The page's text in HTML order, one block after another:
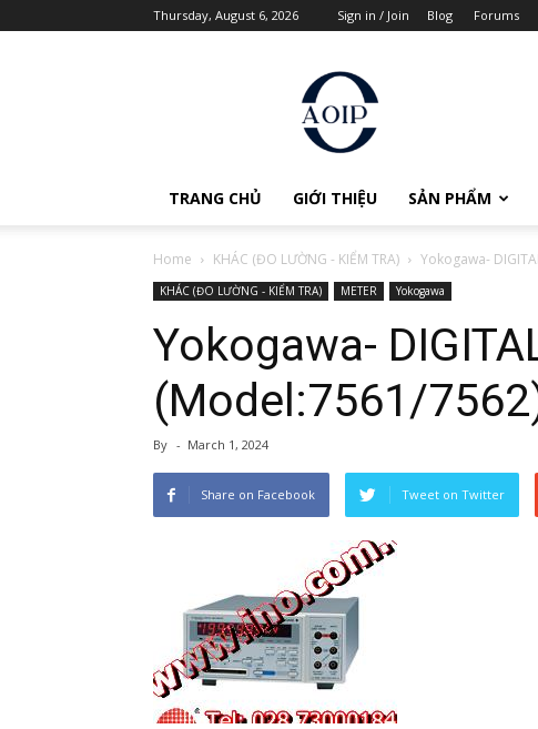
Thursday, August 6, 2026 Sign in / Join Blog Forums
TRANG CHỦ GIỚI THIỆU SẢN PHẨM
Home KHÁC (ĐO LƯỜNG - KIỂM TRA) Yokogawa-
KHÁC (ĐO LƯỜNG - KIỂM TRA) METER Yokogawa
Yokogawa-
(Model:7561/
By - March 1, 2024
Share on Facebook Tweet on Twitter